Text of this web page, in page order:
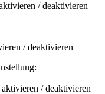
/ deaktivieren
/ deaktivieren
/ deaktivieren